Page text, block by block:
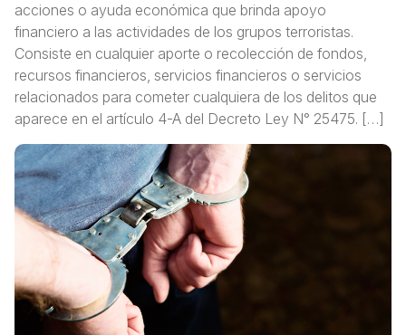
acciones o ayuda económica que brinda apoyo
financiero a las actividades de los grupos terroristas.
Consiste en cualquier aporte o recolección de fondos,
recursos financieros, servicios financieros o servicios
relacionados para cometer cualquiera de los delitos que
aparece en el artículo 4-A del Decreto Ley N° 25475. […]